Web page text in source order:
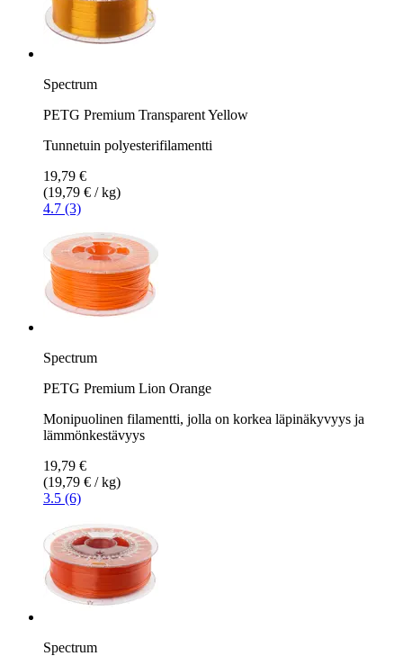
Spectrum
PETG Premium Transparent Yellow
Tunnetuin polyesterifilamentti
19,79 €
(19,79 € / kg)
4.7 (3)
Spectrum
PETG Premium Lion Orange
Monipuolinen filamentti, jolla on korkea läpinäkyvyys ja
lämmönkestävyys
19,79 €
(19,79 € / kg)
3.5 (6)
Spectrum